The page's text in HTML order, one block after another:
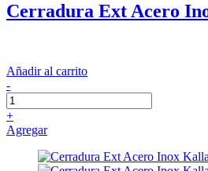
Cerradura Ext Acero
Añadir al carrito
-
+
Agregar